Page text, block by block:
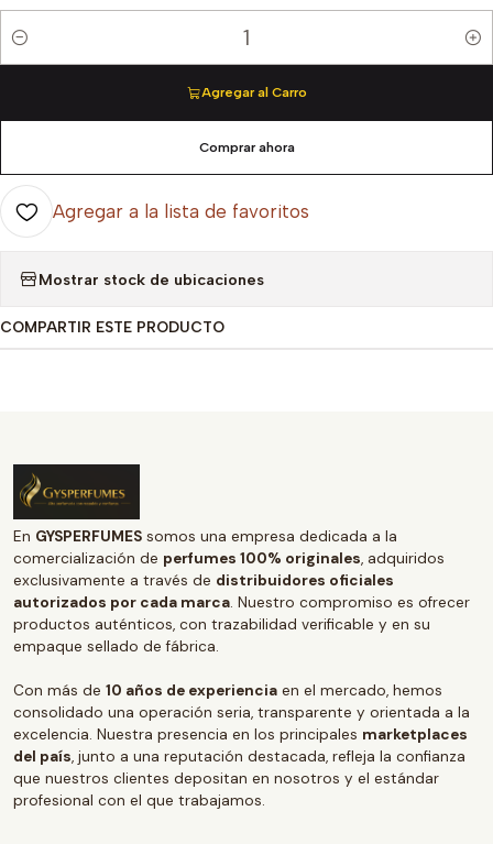
Cantidad
Agregar al Carro
Comprar ahora
Agregar a la lista de favoritos
Mostrar stock de ubicaciones
COMPARTIR ESTE PRODUCTO
En GYSPERFUMES somos una empresa dedicada a la
comercialización de perfumes 100% originales, adquiridos
exclusivamente a través de distribuidores oficiales
autorizados por cada marca. Nuestro compromiso es ofrecer
productos auténticos, con trazabilidad verificable y en su
empaque sellado de fábrica.
Con más de 10 años de experiencia en el mercado, hemos
consolidado una operación seria, transparente y orientada a la
excelencia. Nuestra presencia en los principales marketplaces
del país, junto a una reputación destacada, refleja la confianza
que nuestros clientes depositan en nosotros y el estándar
profesional con el que trabajamos.